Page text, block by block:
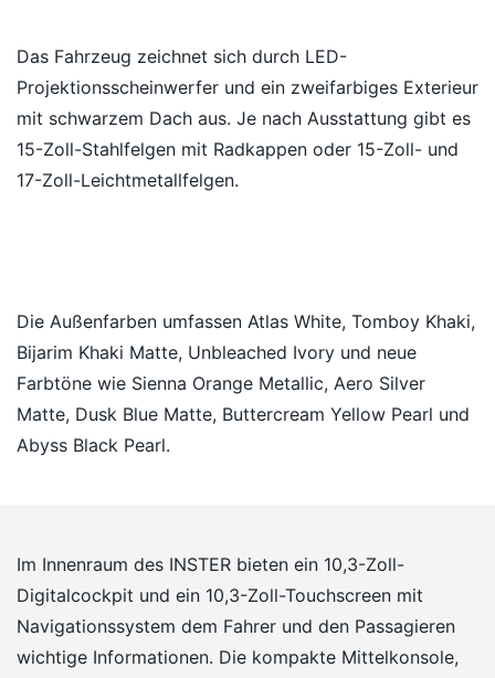
Das Fahrzeug zeichnet sich durch LED-
Projektionsscheinwerfer und ein zweifarbiges Exterieur
mit schwarzem Dach aus. Je nach Ausstattung gibt es
15-Zoll-Stahlfelgen mit Radkappen oder 15-Zoll- und
17-Zoll-Leichtmetallfelgen.
Die Außenfarben umfassen Atlas White, Tomboy Khaki,
Bijarim Khaki Matte, Unbleached Ivory und neue
Farbtöne wie Sienna Orange Metallic, Aero Silver
Matte, Dusk Blue Matte, Buttercream Yellow Pearl und
Abyss Black Pearl.
Im Innenraum des INSTER bieten ein 10,3-Zoll-
Digitalcockpit und ein 10,3-Zoll-Touchscreen mit
Navigationssystem dem Fahrer und den Passagieren
wichtige Informationen. Die kompakte Mittelkonsole,